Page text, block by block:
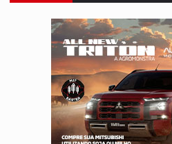
DECISÃO
CONEXÃO
ELEIÇÕES 2026:
VÍDEO:Quadrilha é
BAIRRO TEIXEIRÃO: